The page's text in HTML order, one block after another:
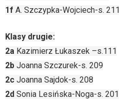
1f A. Szczypka-Wojciech-s. 211
Klasy drugie:
2a Kazimierz Łukaszek –s.111
2b Joanna Szczurek-s. 209
2c Joanna Sajdok-s. 208
2d Sonia Lesińska-Noga-s. 201